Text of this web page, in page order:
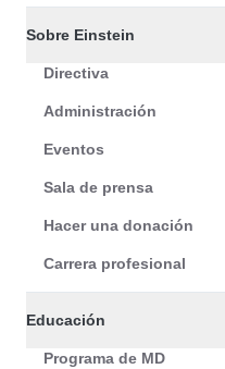
Sobre Einstein
Directiva
Administración
Eventos
Sala de prensa
Hacer una donación
Carrera profesional
Educación
Programa de MD